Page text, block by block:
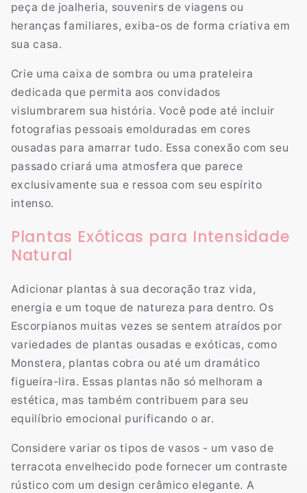
peça de joalheria, souvenirs de viagens ou
heranças familiares, exiba-os de forma criativa em
sua casa.
Crie uma caixa de sombra ou uma prateleira
dedicada que permita aos convidados
vislumbrarem sua história. Você pode até incluir
fotografias pessoais emolduradas em cores
ousadas para amarrar tudo. Essa conexão com seu
passado criará uma atmosfera que parece
exclusivamente sua e ressoa com seu espírito
intenso.
Plantas Exóticas para Intensidade
Natural
Adicionar plantas à sua decoração traz vida,
energia e um toque de natureza para dentro. Os
Escorpianos muitas vezes se sentem atraídos por
variedades de plantas ousadas e exóticas, como
Monstera, plantas cobra ou até um dramático
figueira-lira. Essas plantas não só melhoram a
estética, mas também contribuem para seu
equilíbrio emocional purificando o ar.
Considere variar os tipos de vasos - um vaso de
terracota envelhecido pode fornecer um contraste
rústico com um design cerâmico elegante. A